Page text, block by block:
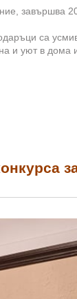
завършва
са
и уют в дома